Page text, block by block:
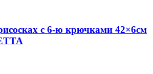
с 6-ю крючками 42×6см